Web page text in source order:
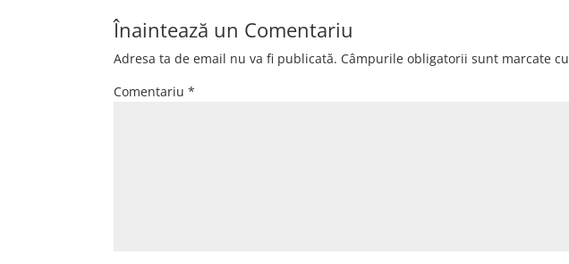
Înaintează un Comentariu
Adresa ta de email nu va fi publicată. Câmpurile obligatorii sunt marcate cu
Comentariu *